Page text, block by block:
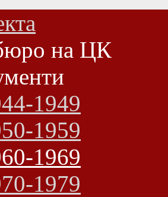
на ЦК
1949
1959
1969
1979